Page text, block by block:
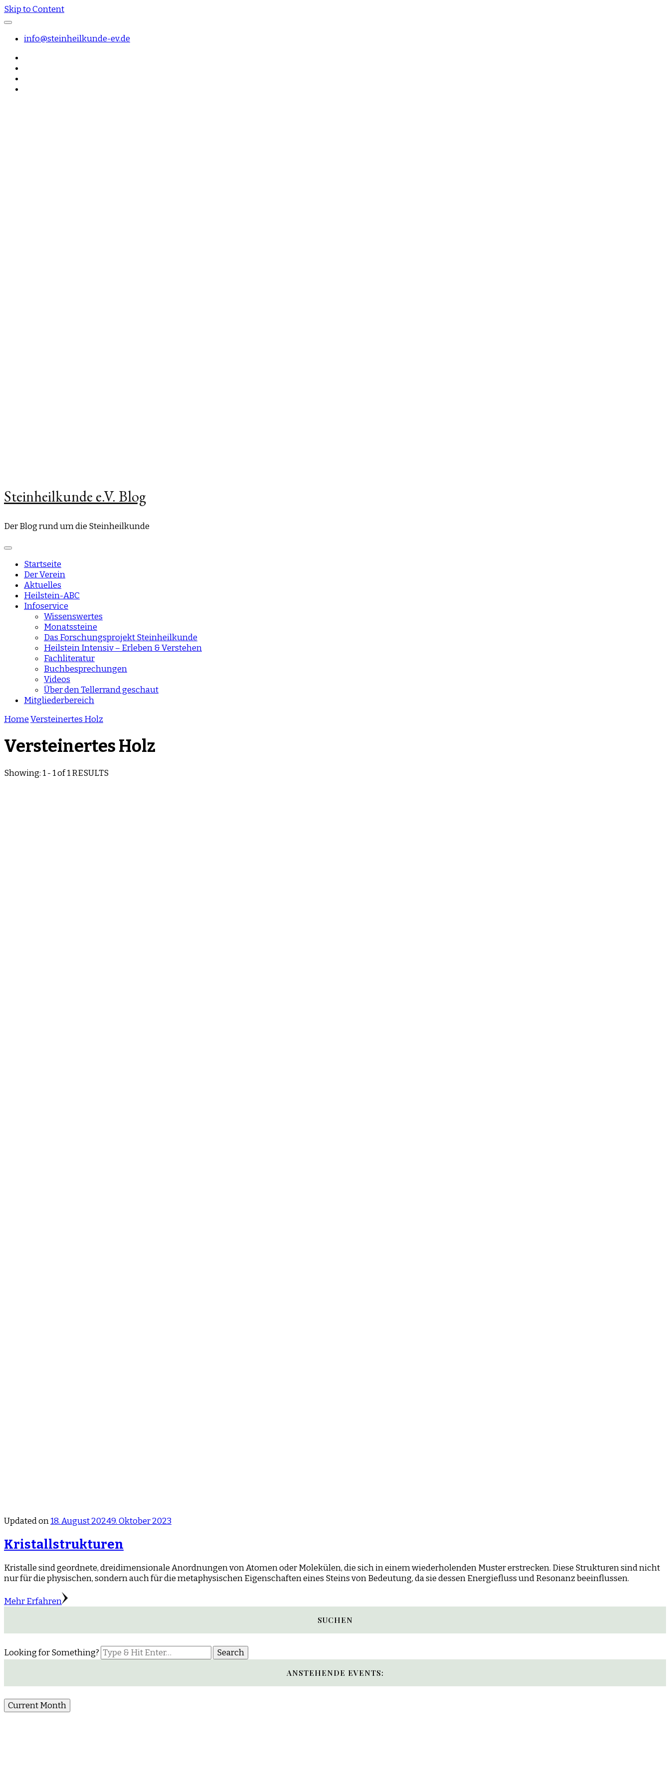
Skip to Content
info@steinheilkunde-ev.de
Steinheilkunde e.V. Blog
Der Blog rund um die Steinheilkunde
Startseite
Der Verein
Aktuelles
Heilstein-ABC
Infoservice
Wissenswertes
Monatssteine
Das Forschungsprojekt Steinheilkunde
Heilstein Intensiv – Erleben & Verstehen
Fachliteratur
Buchbesprechungen
Videos
Über den Tellerrand geschaut
Mitgliederbereich
HomeVersteinertes Holz
Versteinertes Holz
Showing: 1 - 1 of 1 RESULTS
Updated on18. August 20249. Oktober 2023
Kristallstrukturen
Kristalle sind geordnete, dreidimensionale Anordnungen von Atomen oder Molekülen, die sich in einem wiederholenden Muster erstrecken. Diese Strukturen sind nicht
nur für die physischen, sondern auch für die metaphysischen Eigenschaften eines Steins von Bedeutung, da sie dessen Energiefluss und Resonanz beeinflussen.
Mehr Erfahren
SUCHEN
Looking for Something?
ANSTEHENDE EVENTS:
Current Month